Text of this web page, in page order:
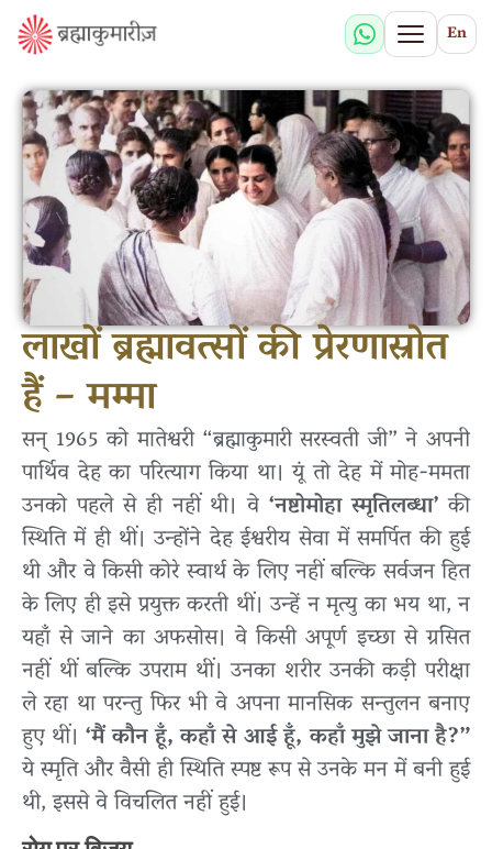
En
लाखों ब्रह्मावत्सों की प्रेरणास्रोत
हैं – मम्मा
सन् 1965 को मातेश्वरी “ब्रह्माकुमारी सरस्वती जी” ने अपनी
पार्थिव देह का परित्याग किया था। यूं तो देह में मोह-ममता
उनको पहले से ही नहीं थी। वे‘नष्टोमोहा स्मृतिलब्धा’ की
स्थिति में ही थीं। उन्होंने देह ईश्वरीय सेवा में समर्पित की हुई
थी और वे किसी कोरे स्वार्थ के लिए नहीं बल्कि सर्वजन हित
के लिए ही इसे प्रयुक्त करती थीं। उन्हें न मृत्यु का भय था, न
यहाँ से जाने का अफसोस। वे किसी अपूर्ण इच्छा से ग्रसित
नहीं थीं बल्कि उपराम थीं। उनका शरीर उनकी कड़ी परीक्षा
ले रहा था परन्तु फिर भी वे अपना मानसिक सन्तुलन बनाए
हुए थीं।‘मैं कौन हूँ, कहाँ से आई हूँ, कहाँ मुझे जाना है?”
ये स्मृति और वैसी ही स्थिति स्पष्ट रूप से उनके मन में बनी हुई
थी, इससे वे विचलित नहीं हुई।